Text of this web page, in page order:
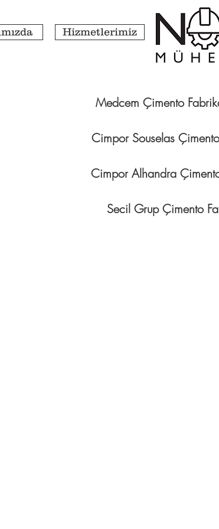
Hizmetlerimiz
Medcem Çimento
Cimpor Souselas
Cimpor Alhandra
Secil Grup Çimento